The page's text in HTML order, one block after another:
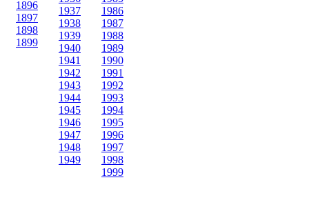
1896
1897
1898
1899
1937
1938
1939
1940
1941
1942
1943
1944
1945
1946
1947
1948
1949
1986
1987
1988
1989
1990
1991
1992
1993
1994
1995
1996
1997
1998
1999